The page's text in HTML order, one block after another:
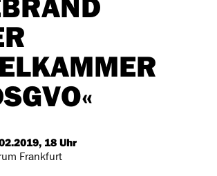
18 Uhr
Frankfurt